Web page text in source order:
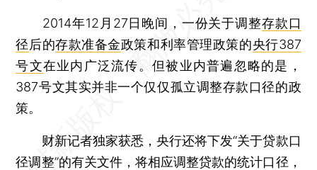
2014年12月27日晚间，一份关于调整存款口
径后的存款准备金政策和利率管理政策的央行387
号文在业内广泛流传。但被业内普遍忽略的是，
387号文其实并非一个仅仅孤立调整存款口径的政
策。
财新记者独家获悉，央行还将下发“关于贷款口
径调整”的有关文件，将相应调整贷款的统计口径，